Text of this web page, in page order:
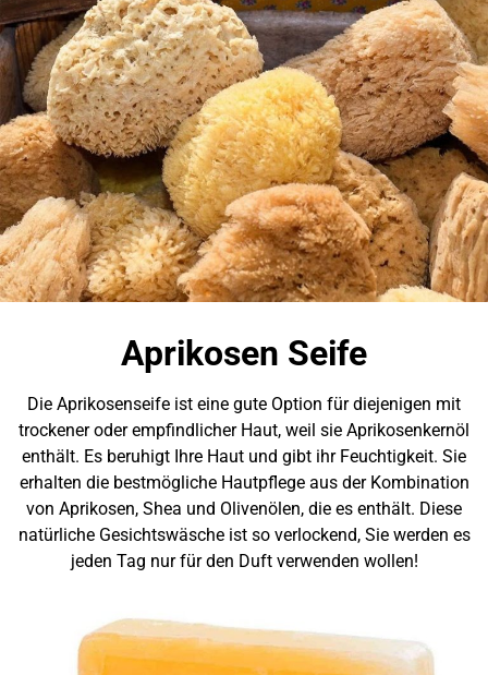
Aprikosen Seife
Die Aprikosenseife ist eine gute Option für diejenigen mit
trockener oder empfindlicher Haut, weil sie Aprikosenkernöl
enthält. Es beruhigt Ihre Haut und gibt ihr Feuchtigkeit. Sie
erhalten die bestmögliche Hautpflege aus der Kombination
von Aprikosen, Shea und Olivenölen, die es enthält. Diese
natürliche Gesichtswäsche ist so verlockend, Sie werden es
jeden Tag nur für den Duft verwenden wollen!